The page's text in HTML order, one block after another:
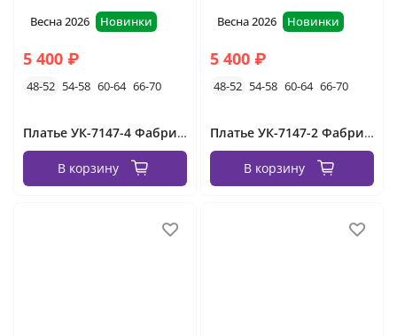
Весна 2026 Новинки
5 400 ₽
48-52 54-58 60-64 66-70
Платье УК-7147-4 Фабрика Моды
В корзину
Весна 2026 Новинки
5 400 ₽
48-52 54-58 60-64 66-70
Платье УК-7147-2 Фабрика Моды
В корзину